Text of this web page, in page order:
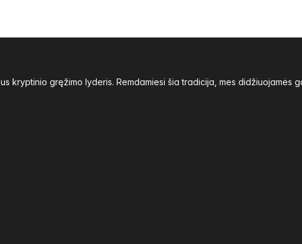
gręžimo lyderis. Remdamiesi šia tradicija, mes didžiuojamės